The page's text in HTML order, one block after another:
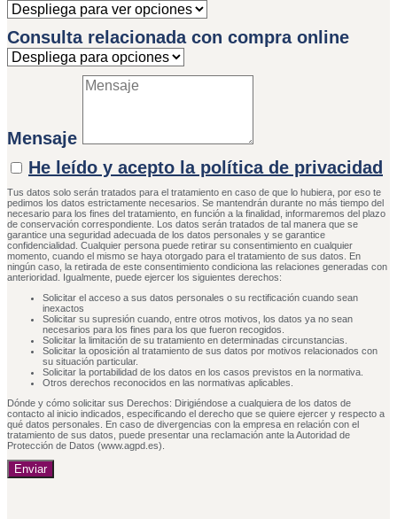
Consulta relacionada con compra online
Mensaje
He leído y acepto la política de privacidad
Tus datos solo serán tratados para el tratamiento en caso de que lo hubiera, por eso te
pedimos los datos estrictamente necesarios. Se mantendrán durante no más tiempo del
necesario para los fines del tratamiento, en función a la finalidad, informaremos del plazo
de conservación correspondiente. Los datos serán tratados de tal manera que se
garantice una seguridad adecuada de los datos personales y se garantice
confidencialidad. Cualquier persona puede retirar su consentimiento en cualquier
momento, cuando el mismo se haya otorgado para el tratamiento de sus datos. En
ningún caso, la retirada de este consentimiento condiciona las relaciones generadas con
anterioridad. Igualmente, puede ejercer los siguientes derechos:
Solicitar el acceso a sus datos personales o su rectificación cuando sean
inexactos
Solicitar su supresión cuando, entre otros motivos, los datos ya no sean
necesarios para los fines para los que fueron recogidos.
Solicitar la limitación de su tratamiento en determinadas circunstancias.
Solicitar la oposición al tratamiento de sus datos por motivos relacionados con
su situación particular.
Solicitar la portabilidad de los datos en los casos previstos en la normativa.
Otros derechos reconocidos en las normativas aplicables.
Dónde y cómo solicitar sus Derechos: Dirigiéndose a cualquiera de los datos de
contacto al inicio indicados, especificando el derecho que se quiere ejercer y respecto a
qué datos personales. En caso de divergencias con la empresa en relación con el
tratamiento de sus datos, puede presentar una reclamación ante la Autoridad de
Protección de Datos (www.agpd.es).
Enviar